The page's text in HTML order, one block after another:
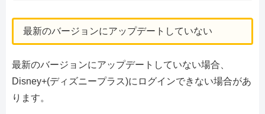
最新のバージョンにアップデートしていない
最新のバージョンにアップデートしていない場合、
Disney+(ディズニープラス)にログインできない場合があ
ります。